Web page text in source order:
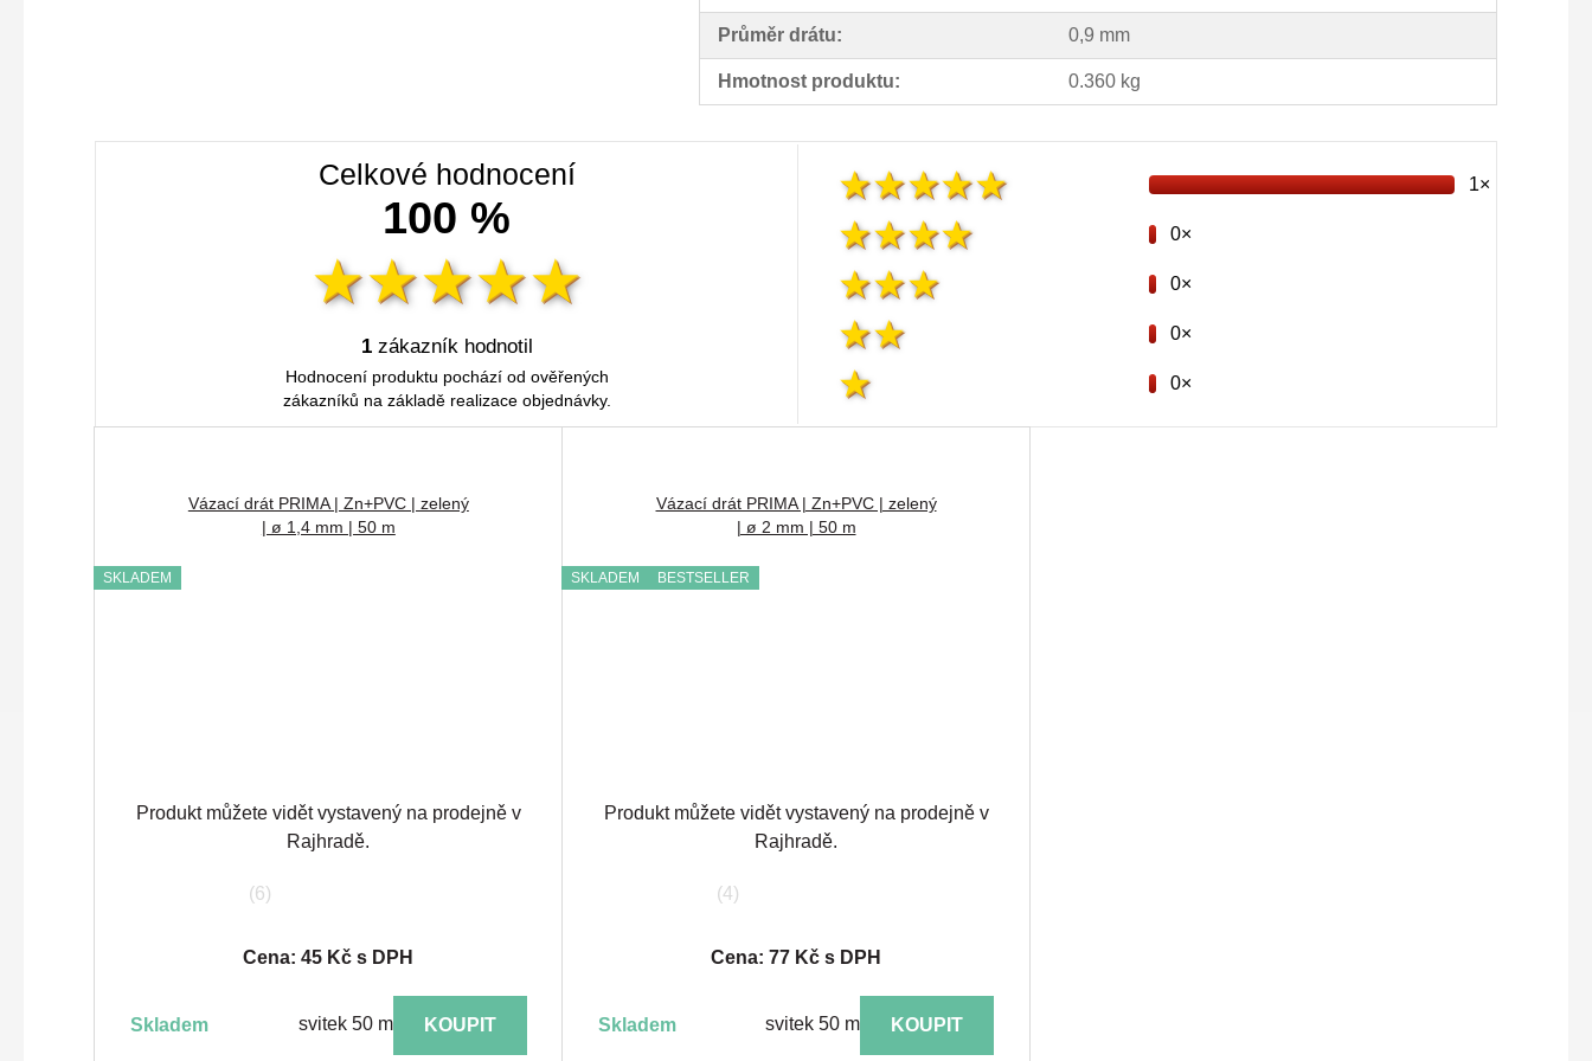
Průměr drátu: 0,9 mm
Hmotnost produktu: 0.360 kg
Celkové hodnocení
100 %
1zákazník hodnotil
Hodnocení produktu pochází od ověřených
zákazníků na základě realizace objednávky.
1×
0×
0×
0×
0×
Vázací drát PRIMA | Zn+PVC | zelený
| ø 1,4 mm | 50 m
SKLADEM
Produkt můžete vidět vystavený na prodejně v
Rajhradě.
(6)
Cena: 45 Kč s DPH
skladem svitek 50 m KOUPIT
Vázací drát PRIMA | Zn+PVC | zelený
| ø 2 mm | 50 m
SKLADEM BESTSELLER
Produkt můžete vidět vystavený na prodejně v
Rajhradě.
(4)
Cena: 77 Kč s DPH
skladem svitek 50 m KOUPIT